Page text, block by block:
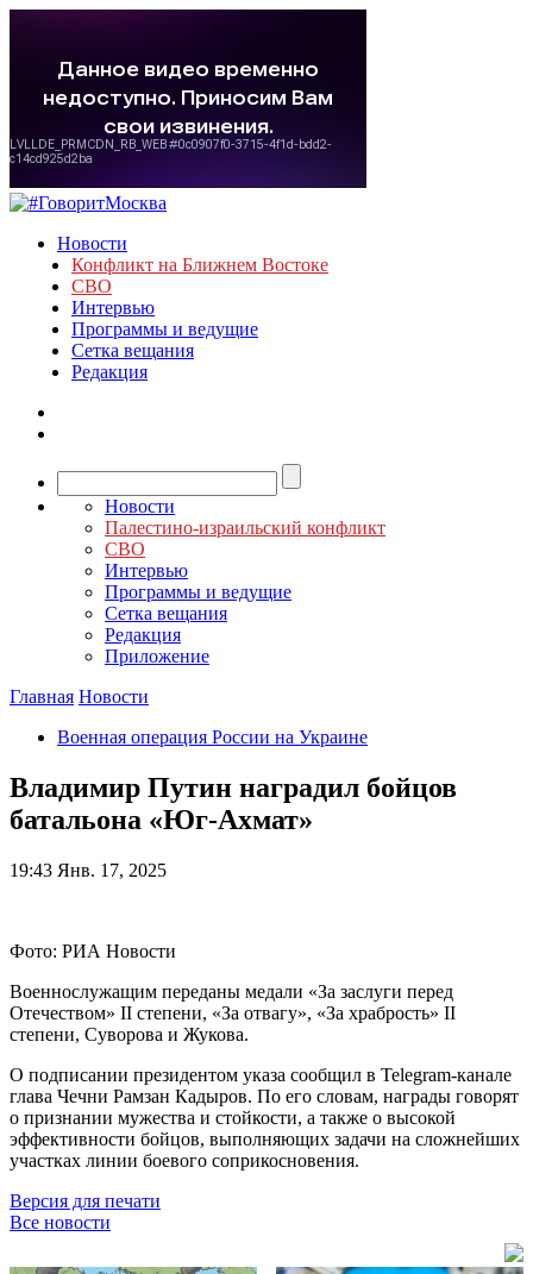
Новости
Конфликт на Ближнем Востоке
СВО
Интервью
Программы и ведущие
Сетка вещания
Редакция
Новости
Палестино-израильский конфликт
СВО
Интервью
Программы и ведущие
Сетка вещания
Редакция
Приложение
Главная Новости
Военная операция России на Украине
Владимир Путин наградил бойцов
батальона «Юг-Ахмат»
19:43 Янв. 17, 2025
Фото: РИА Новости
Военнослужащим переданы медали «За заслуги перед
Отечеством» II степени, «За отвагу», «За храбрость» II
степени, Суворова и Жукова.
О подписании президентом указа сообщил в Telegram-канале
глава Чечни Рамзан Кадыров. По его словам, награды говорят
о признании мужества и стойкости, а также о высокой
эффективности бойцов, выполняющих задачи на сложнейших
участках линии боевого соприкосновения.
Версия для печати
Все новости